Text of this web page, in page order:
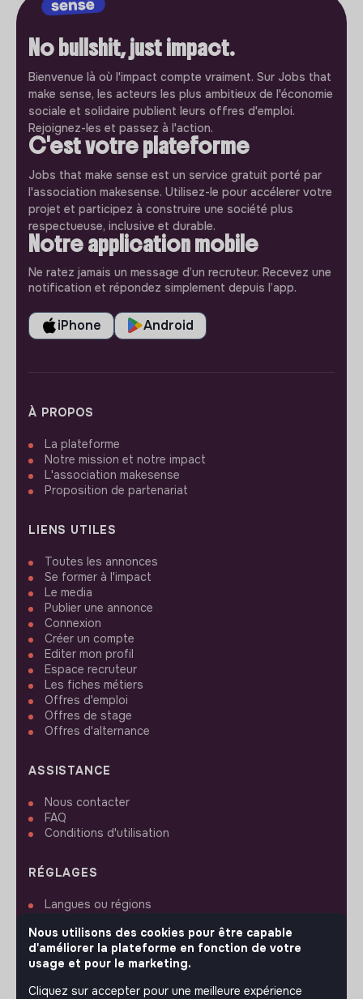
No bullshit, just impact.
Bienvenue là où l'impact compte vraiment. Sur Jobs that
make sense, les acteurs les plus ambitieux de l'économie
sociale et solidaire publient leurs offres d'emploi.
Rejoignez-les et passez à l'action.
C'est votre plateforme
Jobs that make sense est un service gratuit porté par
l'association makesense. Utilisez-le pour accélerer votre
projet et participez à construire une société plus
respectueuse, inclusive et durable.
Notre application mobile
Ne ratez jamais un message d’un recruteur. Recevez une
notification et répondez simplement depuis l’app.
iPhone Android
À PROPOS
La plateforme
Notre mission et notre impact
L'association makesense
Proposition de partenariat
LIENS UTILES
Toutes les annonces
Se former à l'impact
Le media
Publier une annonce
Connexion
Créer un compte
Editer mon profil
Espace recruteur
Les fiches métiers
Offres d'emploi
Offres de stage
Offres d'alternance
ASSISTANCE
Nous contacter
FAQ
Conditions d'utilisation
RÉGLAGES
Langues ou régions
Paramètres des cookies
Nous utilisons des cookies pour être capable
d'améliorer la plateforme en fonction de votre
usage et pour le marketing.
Cliquez sur accepter pour une meilleure expérience